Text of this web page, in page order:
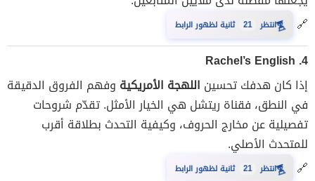
🔗
⏳انتظر 21 ثانية لظهور الرابط
4.
Rachel’s English
إذا كان هدفك تحسين اللهجة الأمريكية وفهم الفروق الدقيقة
في النطق، فقناة ريتشل هي الخيار الأمثل. تقدّم شروحات
تفصيلية عن مخارج الحروف، وكيفية التحدث بطلاقة أقرب
للمتحدث الأصلي.
🔗
⏳انتظر 21 ثانية لظهور الرابط